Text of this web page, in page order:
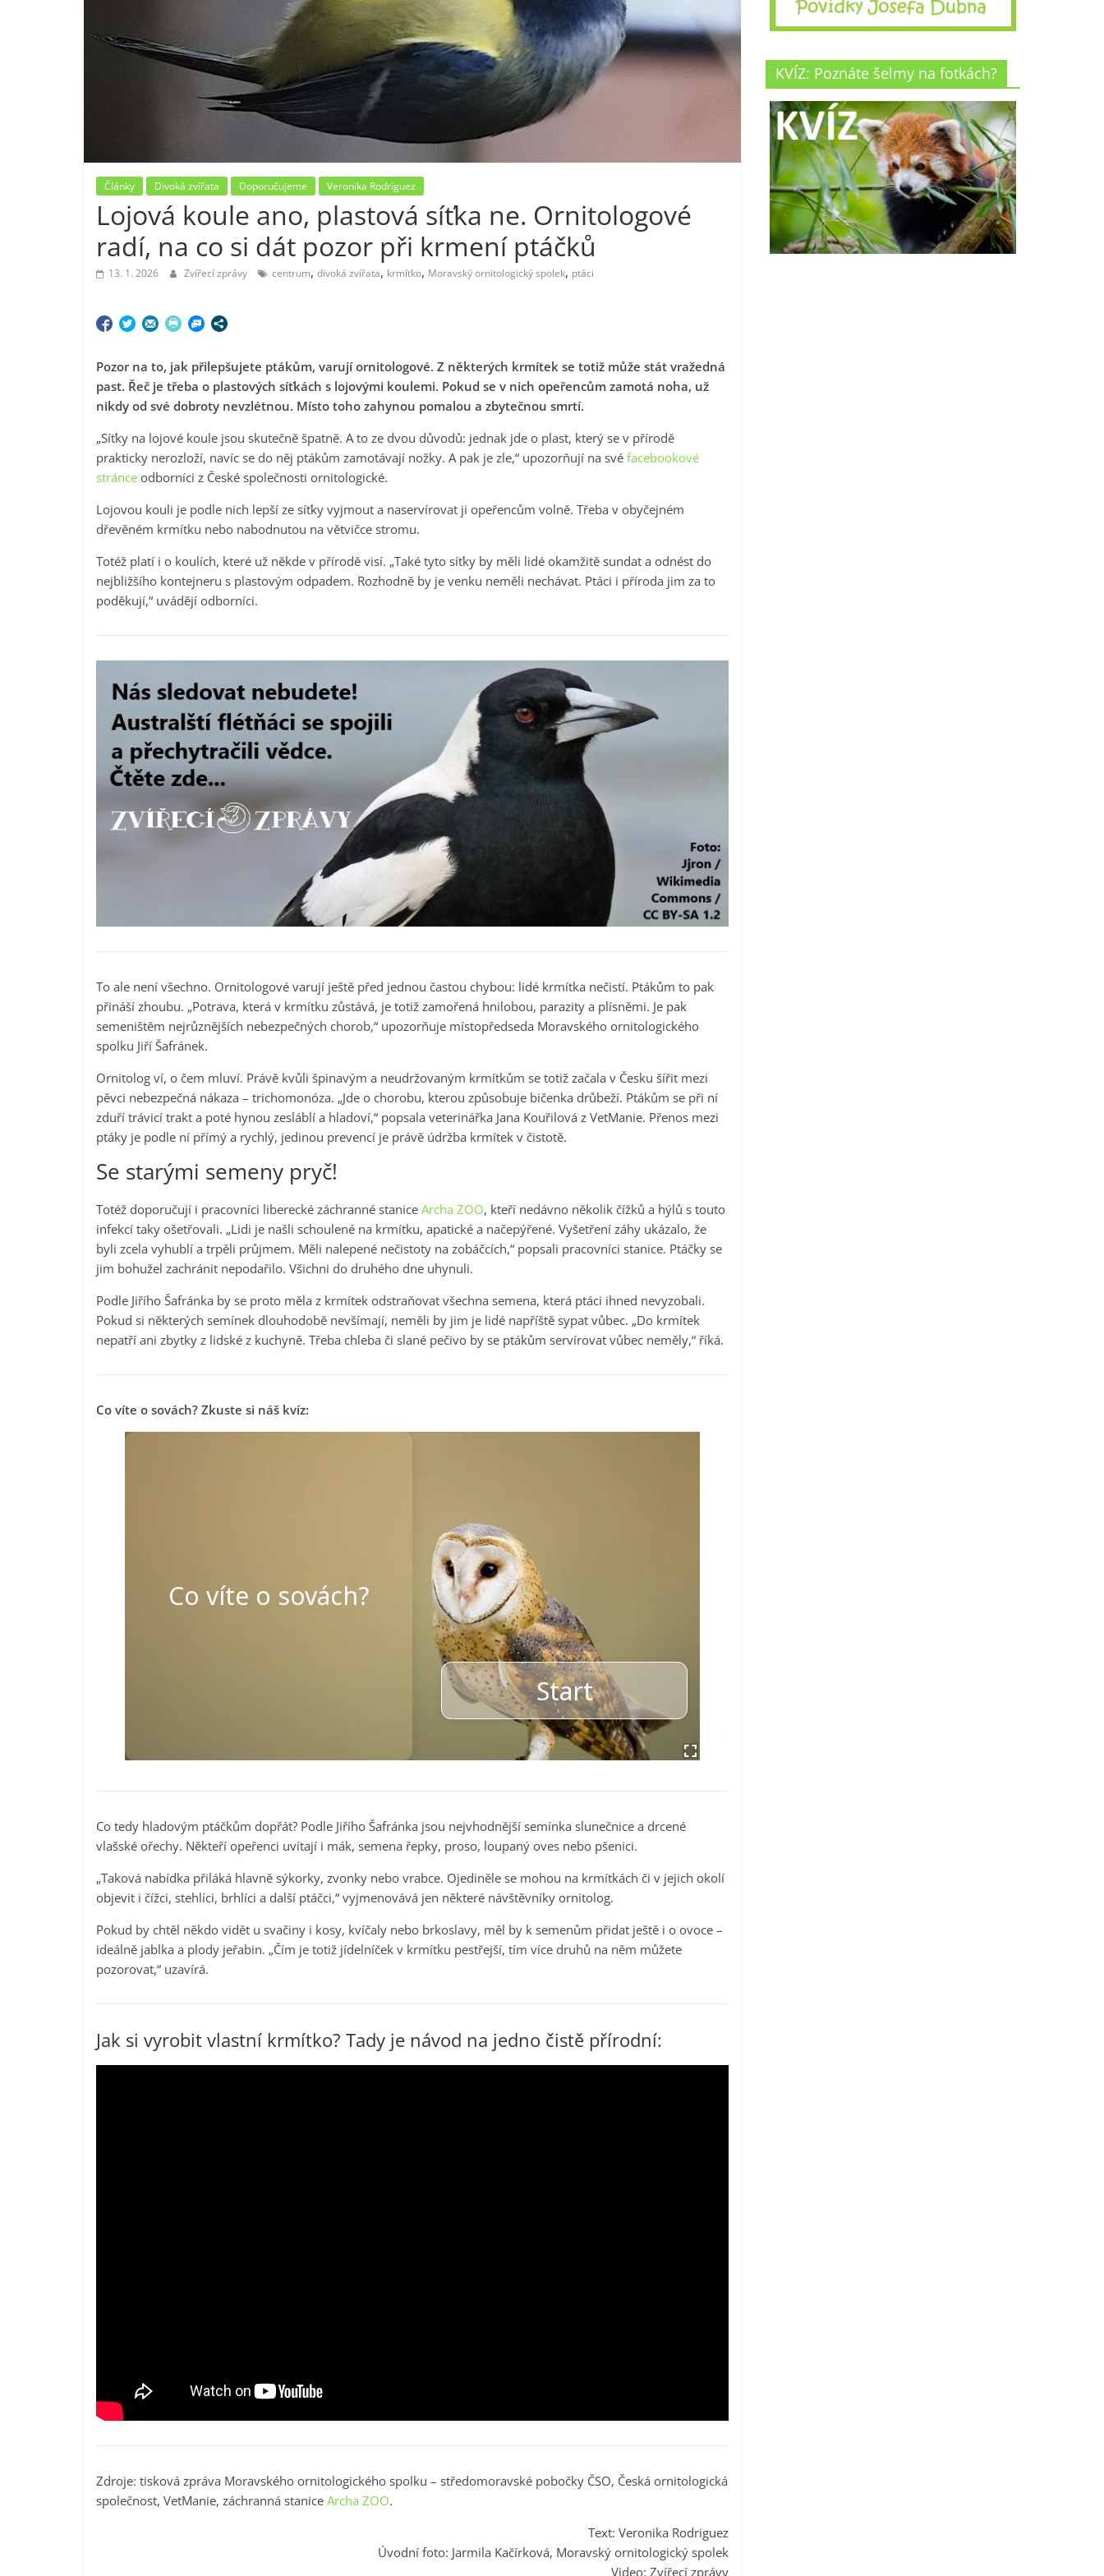
Články Divoká zvířata Doporučujeme Veronika Rodriguez
Lojová koule ano, plastová síťka ne. Ornitologové
radí, na co si dát pozor při krmení ptáčků
13. 1. 2026 Zvířecí zprávy centrum, divoká zvířata, krmítko, Moravský ornitologický spolek, ptáci
Pozor na to, jak přilepšujete ptákům, varují ornitologové. Z některých krmítek se totiž může stát vražedná
past. Řeč je třeba o plastových síťkách s lojovými koulemi. Pokud se v nich opeřencům zamotá noha, už
nikdy od své dobroty nevzlétnou. Místo toho zahynou pomalou a zbytečnou smrtí.
„Síťky na lojové koule jsou skutečně špatně. A to ze dvou důvodů: jednak jde o plast, který se v přírodě
prakticky nerozloží, navíc se do něj ptákům zamotávají nožky. A pak je zle,“ upozorňují na své facebookové
stránce odborníci z České společnosti ornitologické.
Lojovou kouli je podle nich lepší ze síťky vyjmout a naservírovat ji opeřencům volně. Třeba v obyčejném
dřevěném krmítku nebo nabodnutou na větvičce stromu.
Totéž platí i o koulích, které už někde v přírodě visí. „Také tyto síťky by měli lidé okamžitě sundat a odnést do
nejbližšího kontejneru s plastovým odpadem. Rozhodně by je venku neměli nechávat. Ptáci i příroda jim za to
poděkují,“ uvádějí odborníci.
To ale není všechno. Ornitologové varují ještě před jednou častou chybou: lidé krmítka nečistí. Ptákům to pak
přináší zhoubu. „Potrava, která v krmítku zůstává, je totiž zamořená hnilobou, parazity a plísněmi. Je pak
semeništěm nejrůznějších nebezpečných chorob,“ upozorňuje místopředseda Moravského ornitologického
spolku Jiří Šafránek.
Ornitolog ví, o čem mluví. Právě kvůli špinavým a neudržovaným krmítkům se totiž začala v Česku šířit mezi
pěvci nebezpečná nákaza – trichomonóza. „Jde o chorobu, kterou způsobuje bičenka drůbeží. Ptákům se při ní
zduří trávicí trakt a poté hynou zesláblí a hladoví,“ popsala veterinářka Jana Kouřilová z VetManie. Přenos mezi
ptáky je podle ní přímý a rychlý, jedinou prevencí je právě údržba krmítek v čistotě.
Se starými semeny pryč!
Totéž doporučují i pracovníci liberecké záchranné stanice Archa ZOO, kteří nedávno několik čížků a hýlů s touto
infekcí taky ošetřovali. „Lidi je našli schoulené na krmítku, apatické a načepýřené. Vyšetření záhy ukázalo, že
byli zcela vyhublí a trpěli průjmem. Měli nalepené nečistoty na zobáčcích,“ popsali pracovníci stanice. Ptáčky se
jim bohužel zachránit nepodařilo. Všichni do druhého dne uhynuli.
Podle Jiřího Šafránka by se proto měla z krmítek odstraňovat všechna semena, která ptáci ihned nevyzobali.
Pokud si některých semínek dlouhodobě nevšímají, neměli by jim je lidé napříště sypat vůbec. „Do krmítek
nepatří ani zbytky z lidské z kuchyně. Třeba chleba či slané pečivo by se ptákům servírovat vůbec neměly,“ říká.
Co víte o sovách? Zkuste si náš kvíz:
Co tedy hladovým ptáčkům dopřát? Podle Jiřího Šafránka jsou nejvhodnější semínka slunečnice a drcené
vlašské ořechy. Někteří opeřenci uvítají i mák, semena řepky, proso, loupaný oves nebo pšenici.
„Taková nabídka přiláká hlavně sýkorky, zvonky nebo vrabce. Ojediněle se mohou na krmítkách či v jejich okolí
objevit i čížci, stehlíci, brhlíci a další ptáčci,“ vyjmenovává jen některé návštěvníky ornitolog.
Pokud by chtěl někdo vidět u svačiny i kosy, kvíčaly nebo brkoslavy, měl by k semenům přidat ještě i o ovoce –
ideálně jablka a plody jeřabin. „Čím je totiž jídelníček v krmítku pestřejší, tím více druhů na něm můžete
pozorovat,“ uzavírá.
Jak si vyrobit vlastní krmítko? Tady je návod na jedno čistě přírodní:
Zdroje: tisková zpráva Moravského ornitologického spolku – středomoravské pobočky ČSO, Česká ornitologická
společnost, VetManie, záchranná stanice Archa ZOO.
Text: Veronika Rodriguez
Úvodní foto: Jarmila Kačírková, Moravský ornitologický spolek
Video: Zvířecí zprávy
KVÍZ: Poznáte šelmy na fotkách?